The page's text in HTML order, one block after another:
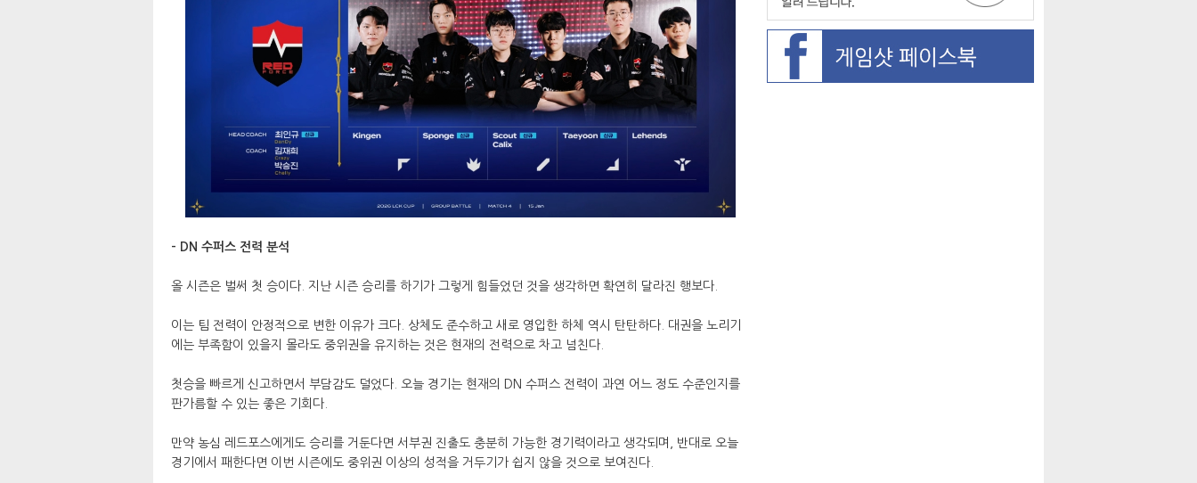
- DN 수퍼스 전력 분석
올 시즌은 벌써 첫 승이다. 지난 시즌 승리를 하기가 그렇게 힘들었던 것을 생각하면 확연히 달라진 행보다.
이는 팀 전력이 안정적으로 변한 이유가 크다. 상체도 준수하고 새로 영입한 하체 역시 탄탄하다. 대권을 노리기
에는 부족함이 있을지 몰라도 중위권을 유지하는 것은 현재의 전력으로 차고 넘친다.
첫승을 빠르게 신고하면서 부담감도 덜었다. 오늘 경기는 현재의 DN 수퍼스 전력이 과연 어느 정도 수준인지를
판가름할 수 있는 좋은 기회다.
만약 농심 레드포스에게도 승리를 거둔다면 서부권 진출도 충분히 가능한 경기력이라고 생각되며, 반대로 오늘
경기에서 패한다면 이번 시즌에도 중위권 이상의 성적을 거두기가 쉽지 않을 것으로 보여진다.